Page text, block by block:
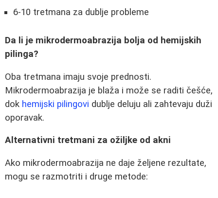
6-10 tretmana za dublje probleme
Da li je mikrodermoabrazija bolja od hemijskih
pilinga?
Oba tretmana imaju svoje prednosti.
Mikrodermoabrazija je blaža i može se raditi češće,
dok hemijski pilingovi dublje deluju ali zahtevaju duži
oporavak.
Alternativni tretmani za ožiljke od akni
Ako mikrodermoabrazija ne daje željene rezultate,
mogu se razmotriti i druge metode: